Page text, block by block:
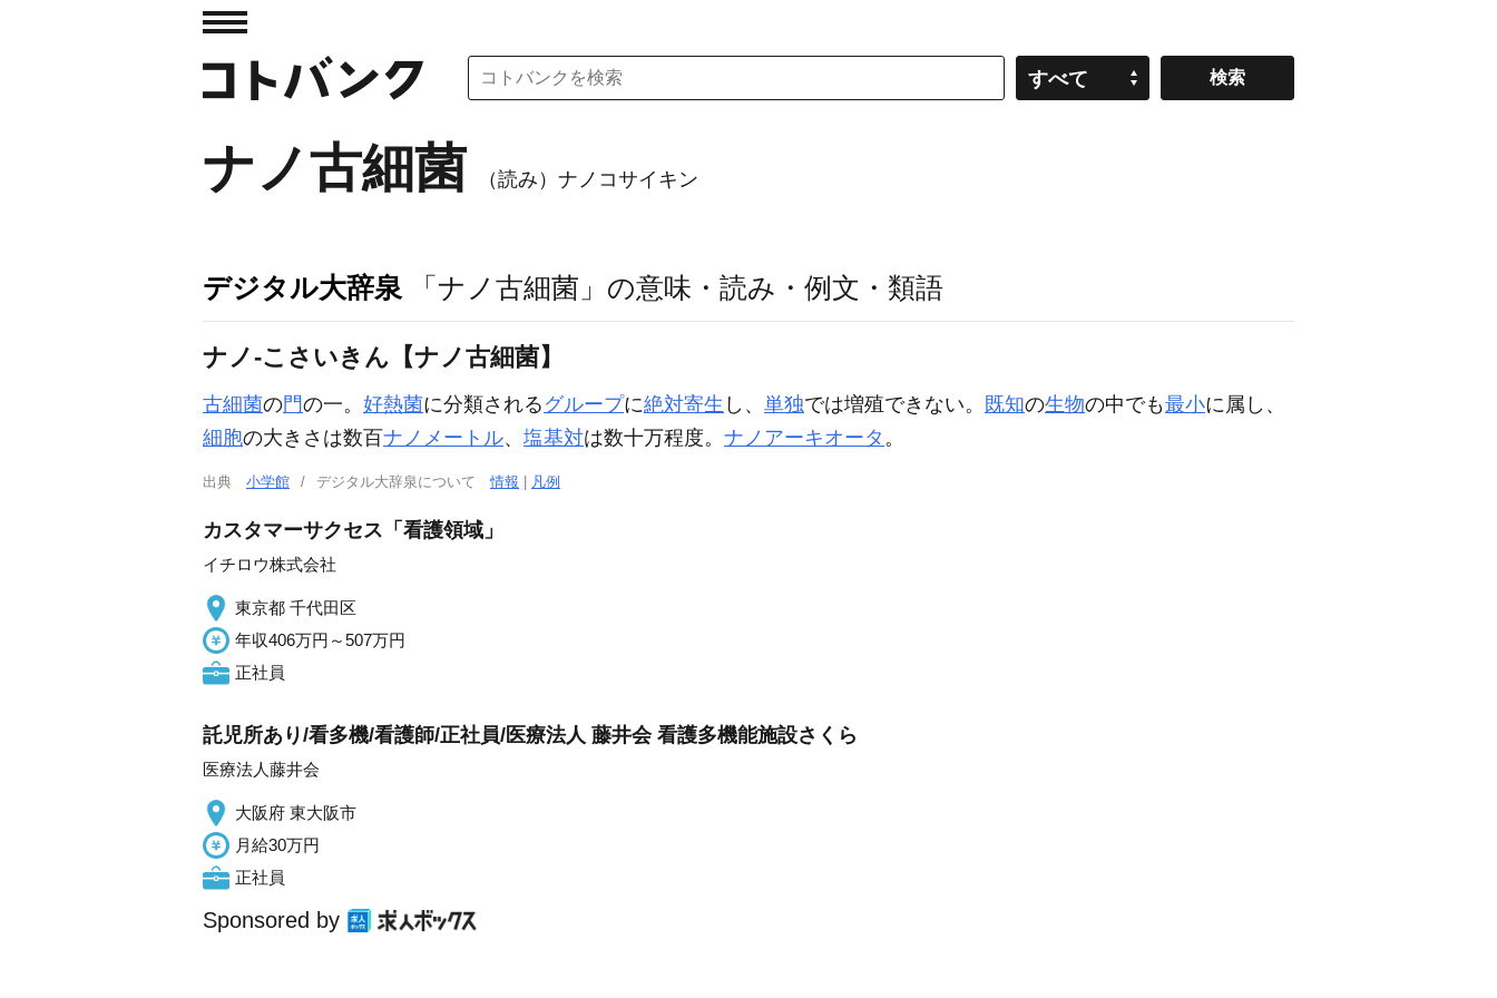
すべて
ナノ古細菌 （読み）ナノコサイキン
デジタル大辞泉 「ナノ古細菌」の意味・読み・例文・類語
ナノ‐こさいきん【ナノ古細菌】
古細菌の門の一。 好熱菌に分類される グループに絶対寄生 し、 単独では増殖できない。 既知の生物の中でも最小に属し、
細胞の大きさは数百ナノメートル、 塩基対は数十万程度。 ナノアーキオータ 。
出典 小学館 デジタル大辞泉について情報 凡例
カスタマーサクセス「看護領域」
イチロウ株式会社
東京都 千代田区
年収406万円～507万円
正社員
託児所あり/看多機/看護師/正社員/医療法人 藤井会 看護多機能施設さくら
医療法人藤井会
大阪府 東大阪市
月給30万円
正社員
Sponsored by